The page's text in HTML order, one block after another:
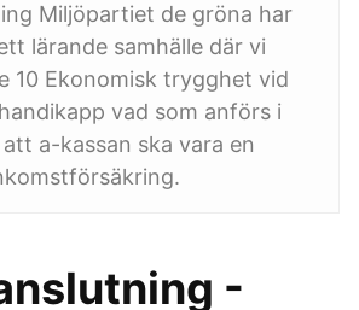
Miljöpartiet de gröna har
lärande samhälle där vi
10 Ekonomisk trygghet vid
vad som anförs i
a-kassan ska vara en
-